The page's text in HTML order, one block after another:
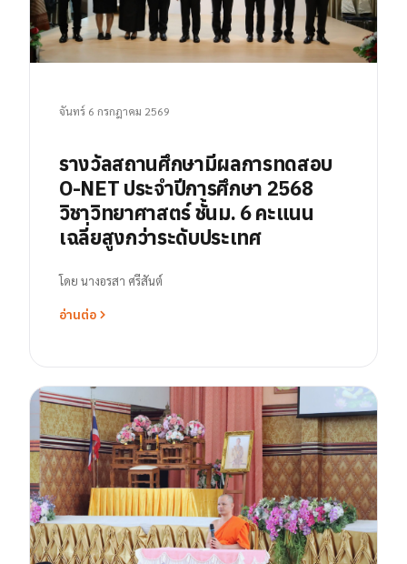
จันทร์ 6 กรกฎาคม 2569
รางวัลสถานศึกษามีผลการทดสอบ
O-NET ประจำปีการศึกษา 2568
วิชาวิทยาศาสตร์ ชั้นม. 6 คะแนน
เฉลี่ยสูงกว่าระดับประเทศ
โดย นางอรสา ศรีสันต์
อ่านต่อ